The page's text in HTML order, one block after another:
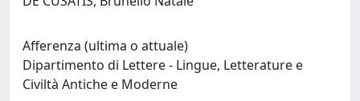
Afferenza (ultima o attuale)
Dipartimento di Lettere - Lingue, Letterature e
Civiltà Antiche e Moderne